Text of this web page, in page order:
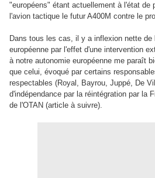
"européens" étant actuellement à l'état de
l'avion tactique le futur A400M contre le
Dans tous les cas, il y a inflexion nette de
européenne par l'effet d'une intervention
à notre autonomie européenne me paraît
que celui, évoqué par certains
respectables (Royal, Bayrou, Juppé, De
d'indépendance par la réintégration par la
de l'OTAN (article à suivre).